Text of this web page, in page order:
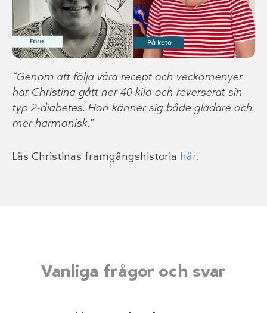
“Genom att följa våra recept och veckomenyer
har Christina gått ner 40 kilo och reverserat sin
typ 2-diabetes. Hon känner sig både gladare och
mer harmonisk.”
Läs Christinas framgångshistoria här.
Vanliga frågor och svar